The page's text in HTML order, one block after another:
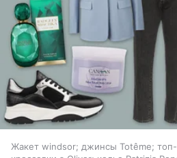
Жакет windsor; джинсы Totême;